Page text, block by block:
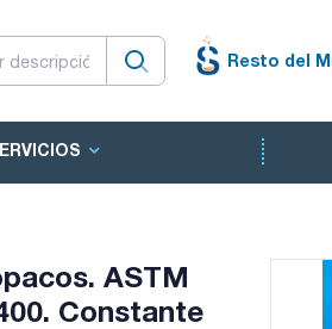
Resto del
ASTM
Constante